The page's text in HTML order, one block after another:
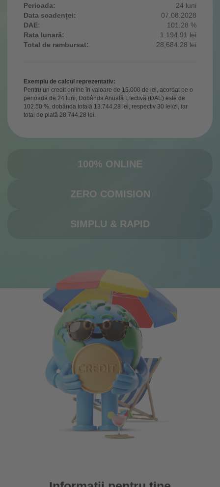
Perioada:
24 luni
Data scadenței:
07.08.2028
DAE:
101.28 %
Rata lunară:
1,194.91 lei
Total de rambursat:
28,684.28 lei
Exemplu de calcul reprezentativ:
Pentru un credit online în valoare de 15.000 de lei, acordat pe o
perioadă de 24 luni, Dobânda Anuală Efectivă (DAE) este de
102.50 %, dobânda totală 13.744,28 lei, respectiv 30 lei/zi, iar
total de plată 28,744.28 lei.
100% ONLINE
ZERO COMISION
SIMPLU & RAPID